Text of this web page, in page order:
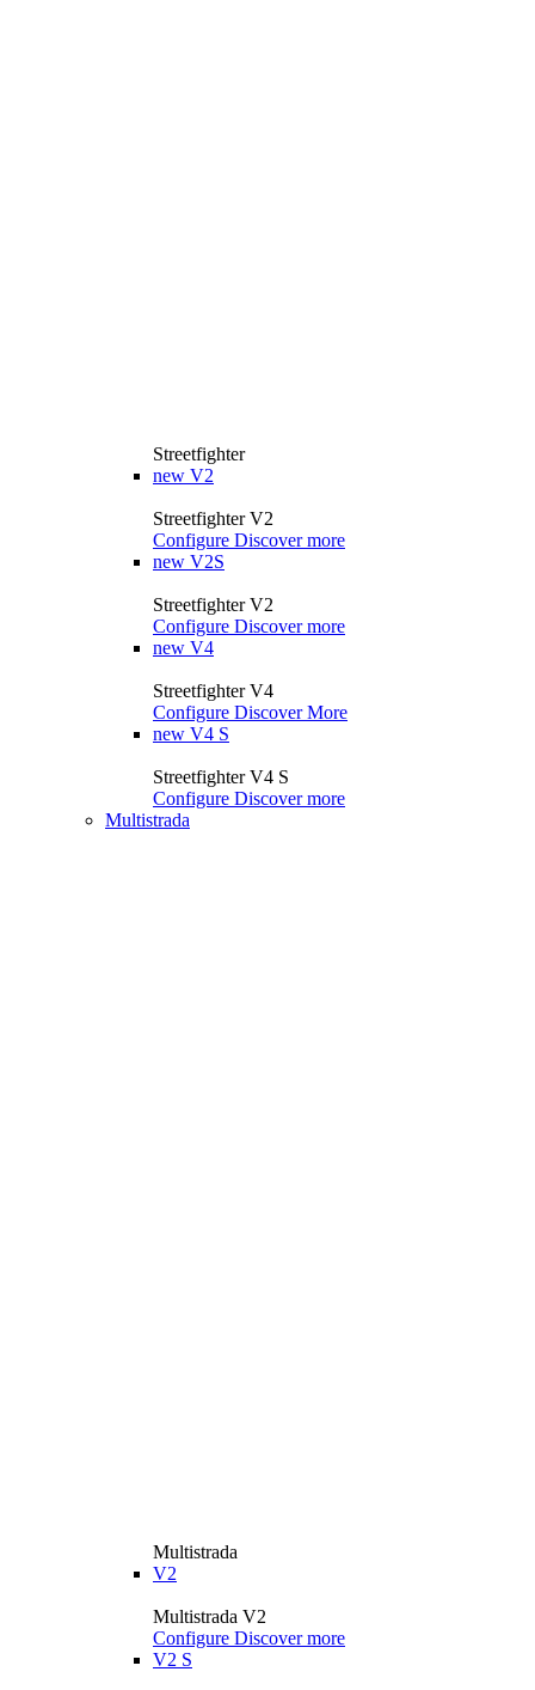
Streetfighter
new V2
Streetfighter V2
Configure Discover more
new V2S
Streetfighter V2
Configure Discover more
new V4
Streetfighter V4
Configure Discover More
new V4 S
Streetfighter V4 S
Configure Discover more
Multistrada
Multistrada
V2
Multistrada V2
Configure Discover more
V2 S